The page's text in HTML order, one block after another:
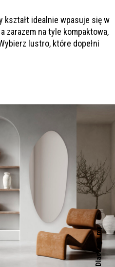
Dlaczego my
kształt idealnie wpasuje się w
zarazem na tyle kompaktowa,
lustro, które dopełni